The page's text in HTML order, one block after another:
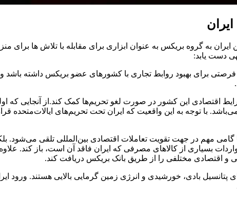
به گروه بریکس به عنوان ابزاری برای مقابله با تلاش ها برای
دست یابد:
فرصتی برای بهبود روابط تجاری با کشورهای عضو بریکس داشته
اقتصادی این کشور در صورت لغو تحریم‌ها کمک کند.از آنجایی
با توجه به این واقعیت که ایران تحت تحریم‌های ایالات‌متحده
گامی مهم در جهت تقویت تعاملات اقتصادی بین‌المللی تلقی می‌شود.
اقتصادی مختلفی را از طریق بانک بریکس دریافت کند.
پتانسیل بادی، خورشیدی و انرژی زمین گرمایی بالایی هستند. ورود